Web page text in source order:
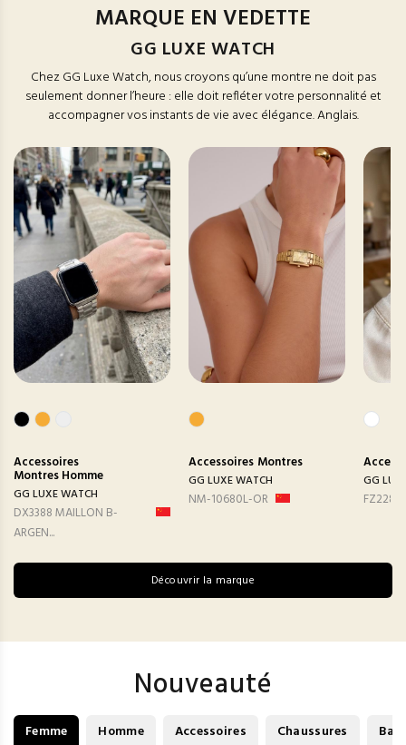
MARQUE EN VEDETTE
GG LUXE WATCH
Chez GG Luxe Watch, nous croyons qu’une montre ne doit pas
seulement donner l’heure : elle doit refléter votre personnalité et
accompagner vos instants de vie avec élégance. Anglais.
Accessoires
Montres Homme
GG LUXE WATCH
DX3388 MAILLON B-
ARGEN...
Accessoires Montres
GG LUXE WATCH
NM-10680L-OR
GG
FZ2282
Découvrir la marque
Nouveauté
Femme Homme Accessoires Chaussures